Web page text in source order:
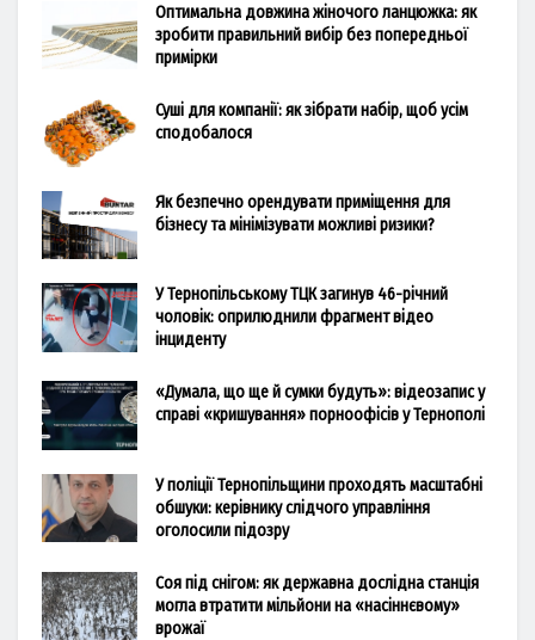
Оптимальна довжина жіночого ланцюжка: як
зробити правильний вибір без попередньої
примірки
Суші для компанії: як зібрати набір, щоб усім
сподобалося
Як безпечно орендувати приміщення для
бізнесу та мінімізувати можливі ризики?
У Тернопільському ТЦК загинув 46-річний
чоловік: оприлюднили фрагмент відео
інциденту
«Думала, що ще й сумки будуть»: відеозапис у
справі «кришування» порноофісів у Тернополі
У поліції Тернопільщини проходять масштабні
обшуки: керівнику слідчого управління
оголосили підозру
Соя під снігом: як державна дослідна станція
могла втратити мільйони на «насіннєвому»
врожаї